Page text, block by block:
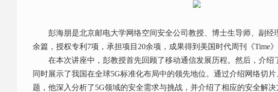
彭海朋是北京邮电大学网络空间安全公司教授、博士生导师、副
余篇，授权专利7项，承担项目20余项，成果得到美国时代周刊《Time
在本次讲座中，彭教授首先回顾了移动通信发展历程。然后，介
同时展示了我国在全球5G标准化布局中的领先地位。通过介绍网络切
题，他深入分析了5G领域的安全需求与挑战，并介绍了相应的安全解